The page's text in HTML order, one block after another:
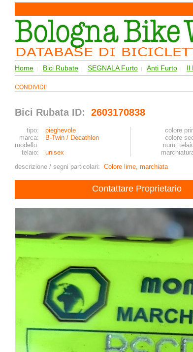
Home | Bici Rubate | SEGNALA Furto | Anti Furto | Il
CONDIVIDI!
Bici Rubata ID: 2603170838
tipo: pieghevole colore
marca:
B-Twin / Decathlon colore
modello:
num.
telaio:
unisex
descrizione / segni particolari: Colore lime, marchiata
Contattare Proprietario